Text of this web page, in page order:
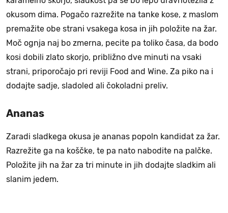
okusom dima. Pogačo razrežite na tanke kose, z maslom
premažite obe strani vsakega kosa in jih položite na žar.
Moč ognja naj bo zmerna, pecite pa toliko časa, da bodo
kosi dobili zlato skorjo, približno dve minuti na vsaki
strani, priporočajo pri reviji Food and Wine. Za piko na i
dodajte sadje, sladoled ali čokoladni preliv.
Ananas
Zaradi sladkega okusa je ananas popoln kandidat za žar.
Razrežite ga na koščke, te pa nato nabodite na palčke.
Položite jih na žar za tri minute in jih dodajte sladkim ali
slanim jedem.